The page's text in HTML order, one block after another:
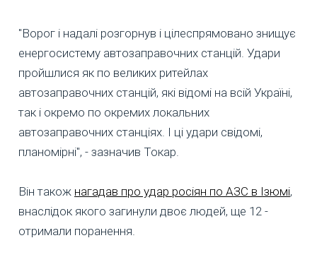
"Ворог і надалі розгорнув і цілеспрямовано знищує
енергосистему автозаправочних станцій. Удари
пройшлися як по великих ритейлах
автозаправочних станцій, які відомі на всій Україні,
так і окремо по окремих локальних
автозаправочних станціях. І ці удари свідомі,
планомірні", - зазначив Токар.
Він також нагадав про удар росіян по АЗС в Ізюмі,
внаслідок якого загинули двоє людей, ще 12 -
отримали поранення.